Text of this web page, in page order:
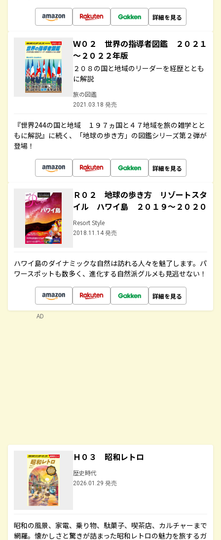
詳細を見る
Ｗ０２ 世界の指導者図鑑 ２０２１
～２０２２年版
２０８の国と地域のリーダーを経歴ととも
に解説
旅の図鑑
2021.03.18 発売
『世界244の国と地域 １９７ヵ国と４７地域を旅の雑学とと
もに解説』に続く、「地球の歩き方」の図鑑シリーズ第２弾が
登場！
詳細を見る
Ｒ０２ 地球の歩き方 リゾートスタ
イル ハワイ島 ２０１９～２０２０
Resort Style
2018.11.14 発売
ハワイ島のダイナミックな自然は訪れる人々を魅了します。パ
ワースポットも数多く、進化する自然派グルメも見逃せない！
詳細を見る
Ｈ０３ 昭和レトロ
歴史時代
2026.01.29 発売
昭和の風景、家電、乗り物、駄菓子、喫茶店、カルチャーまで
網羅。懐かしさと驚きが詰まった昭和レトロの魅力を旅するガ
AD